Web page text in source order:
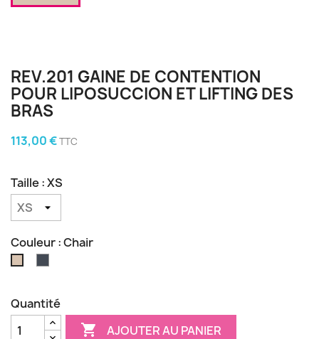
REV.201 GAINE DE CONTENTION
POUR LIPOSUCCION ET LIFTING DES
BRAS
113,00 €TTC
Taille : XS
Couleur : Chair
Quantité
 AJOUTER AU PANIER